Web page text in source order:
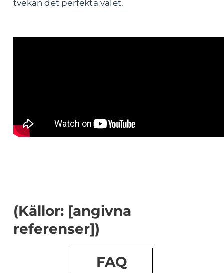
tvekan det perfekta valet.
(Källor: [angivna
referenser])
FAQ